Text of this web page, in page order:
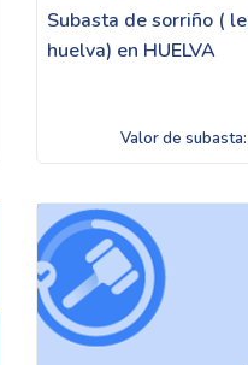
Subasta de sorriño (
huelva) en HUELVA
Valor de subasta: